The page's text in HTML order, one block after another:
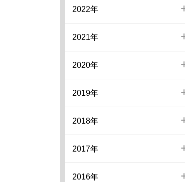
2022年
2021年
2020年
2019年
2018年
2017年
2016年